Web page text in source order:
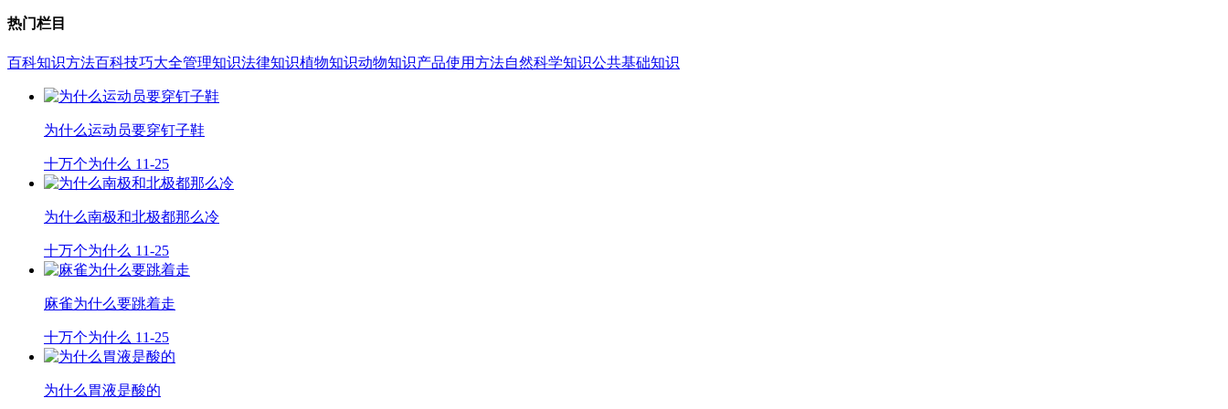
热门栏目
百科知识方法百科技巧大全管理知识法律知识植物知识动物知识产品使用方法自然科学知识公共基础知识
为什么运动员要穿钉子鞋
十万个为什么 11-25
为什么南极和北极都那么冷
十万个为什么 11-25
麻雀为什么要跳着走
十万个为什么 11-25
为什么胃液是酸的